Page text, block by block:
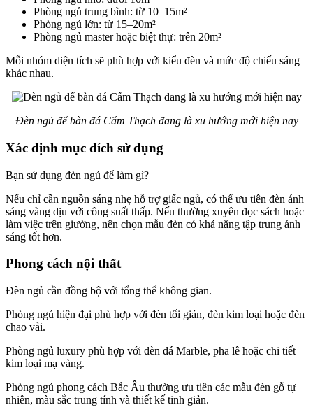
Phòng ngủ trung bình: từ 10–15m²
Phòng ngủ lớn: từ 15–20m²
Phòng ngủ master hoặc biệt thự: trên 20m²
Mỗi nhóm diện tích sẽ phù hợp với kiểu đèn và mức độ chiếu sáng
khác nhau.
Đèn ngủ để bàn đá Cẩm Thạch đang là xu hướng mới hiện nay
Xác định mục đích sử dụng
Bạn sử dụng đèn ngủ để làm gì?
Nếu chỉ cần nguồn sáng nhẹ hỗ trợ giấc ngủ, có thể ưu tiên đèn ánh
sáng vàng dịu với công suất thấp. Nếu thường xuyên đọc sách hoặc
làm việc trên giường, nên chọn mẫu đèn có khả năng tập trung ánh
sáng tốt hơn.
Phong cách nội thất
Đèn ngủ cần đồng bộ với tổng thể không gian.
Phòng ngủ hiện đại phù hợp với đèn tối giản, đèn kim loại hoặc đèn
chao vải.
Phòng ngủ luxury phù hợp với đèn đá Marble, pha lê hoặc chi tiết
kim loại mạ vàng.
Phòng ngủ phong cách Bắc Âu thường ưu tiên các mẫu đèn gỗ tự
nhiên, màu sắc trung tính và thiết kế tinh giản.